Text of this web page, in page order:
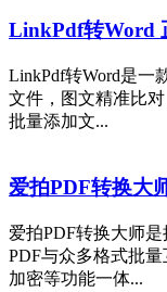
LinkPdf转Word
LinkPdf转Word是一
文件，图文精准比
批量添加文...
爱拍PDF转换大
爱拍PDF转换大师
PDF与众多格式批
加密等功能一体...